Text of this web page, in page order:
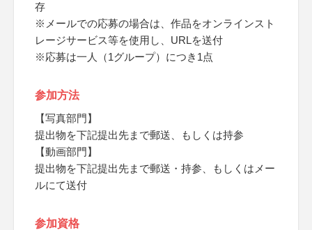
存
※メールでの応募の場合は、作品をオンラインスト
レージサービス等を使用し、URLを送付
※応募は一人（1グループ）につき1点
参加方法
【写真部門】
提出物を下記提出先まで郵送、もしくは持参
【動画部門】
提出物を下記提出先まで郵送・持参、もしくはメー
ルにて送付
参加資格